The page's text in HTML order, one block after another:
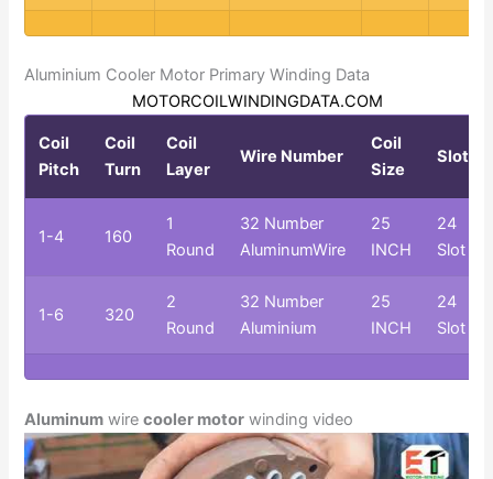
Aluminium Cooler Motor Primary Winding Data
MOTORCOILWINDINGDATA.COM
Coil
Pitch
Coil
Turn
Coil
Layer
Wire Number
Coil
Size
Slots
1-4 160
1
Round
32 Number
AluminumWire
25
INCH
24
Slot
1-6 320
2
Round
32 Number
Aluminium
25
INCH
24
Slot
Aluminum wirecooler motor winding video